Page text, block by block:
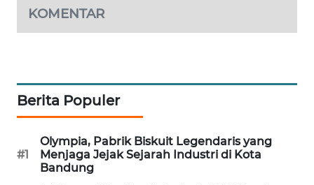
KOMENTAR
Berita Populer
#1
Olympia, Pabrik Biskuit Legendaris yang
Menjaga Jejak Sejarah Industri di Kota
Bandung
SIDIKALANG
SIBARAGAS
NEWS
METRO
SIANTAR
NEWS